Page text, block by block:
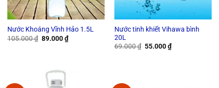
Nước Khoáng Vĩnh Hảo 1.5L
105.000₫ Original
89.000₫Current
price
Nước tinh khiết Vihawa bình
20L
69.000₫ Original
55.000₫Current
price